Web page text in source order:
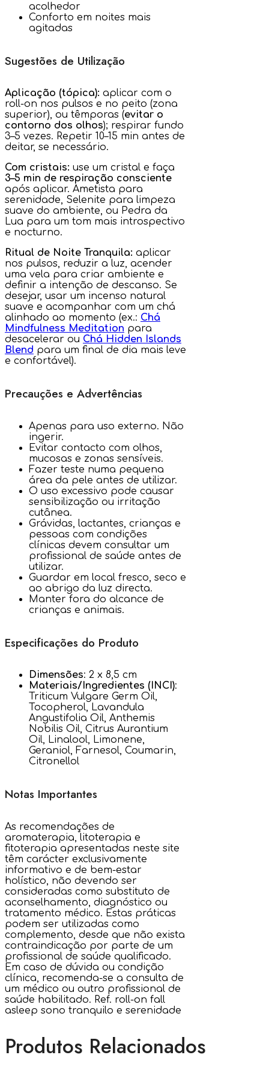
acolhedor
Conforto em noites mais
agitadas
Sugestões de Utilização
Aplicação (tópica): aplicar com o
roll-on nos pulsos e no peito (zona
superior), ou têmporas (evitar o
contorno dos olhos); respirar fundo
3–5 vezes. Repetir 10–15 min antes de
deitar, se necessário.
Com cristais: use um cristal e faça
3–5 min de respiração consciente
após aplicar. Ametista para
serenidade, Selenite para limpeza
suave do ambiente, ou Pedra da
Lua para um tom mais introspectivo
e nocturno.
Ritual de Noite Tranquila: aplicar
nos pulsos, reduzir a luz, acender
uma vela para criar ambiente e
definir a intenção de descanso. Se
desejar, usar um incenso natural
suave e acompanhar com um chá
alinhado ao momento (ex.: Chá
Mindfulness Meditation para
desacelerar ou Chá Hidden Islands
Blend para um final de dia mais leve
e confortável).
Precauções e Advertências
Apenas para uso externo. Não
ingerir.
Evitar contacto com olhos,
mucosas e zonas sensíveis.
Fazer teste numa pequena
área da pele antes de utilizar.
O uso excessivo pode causar
sensibilização ou irritação
cutânea.
Grávidas, lactantes, crianças e
pessoas com condições
clínicas devem consultar um
profissional de saúde antes de
utilizar.
Guardar em local fresco, seco e
ao abrigo da luz directa.
Manter fora do alcance de
crianças e animais.
Especificações do Produto
Dimensões: 2 x 8,5 cm
Materiais/Ingredientes (INCI):
Triticum Vulgare Germ Oil,
Tocopherol, Lavandula
Angustifolia Oil, Anthemis
Nobilis Oil, Citrus Aurantium
Oil, Linalool, Limonene,
Geraniol, Farnesol, Coumarin,
Citronellol
Notas Importantes
As recomendações de
aromaterapia, litoterapia e
fitoterapia apresentadas neste site
têm carácter exclusivamente
informativo e de bem-estar
holístico, não devendo ser
consideradas como substituto de
aconselhamento, diagnóstico ou
tratamento médico. Estas práticas
podem ser utilizadas como
complemento, desde que não exista
contraindicação por parte de um
profissional de saúde qualificado.
Em caso de dúvida ou condição
clínica, recomenda-se a consulta de
um médico ou outro profissional de
saúde habilitado. Ref. roll-on fall
asleep sono tranquilo e serenidade
Produtos Relacionados